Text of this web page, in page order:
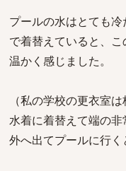
プールの水はとても
で着替えていると、
温かく感じました。
（私の学校の更衣室
水着に着替えて端の
外へ出てプールに行く